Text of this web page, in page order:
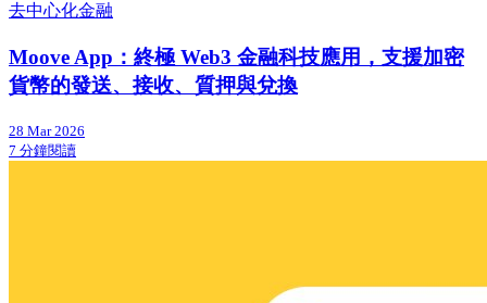
去中心化金融
Moove App：終極 Web3 金融科技應用，支援加密
貨幣的發送、接收、質押與兌換
28 Mar 2026
7 分鐘閱讀